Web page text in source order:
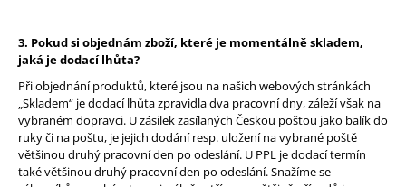
3. Pokud si objednám zboží, které je momentálně skladem,
jaká je dodací lhůta?
Při objednání produktů, které jsou na našich webových stránkách
„Skladem“ je dodací lhůta zpravidla dva pracovní dny, záleží však na
vybraném dopravci. U zásilek zasílaných Českou poštou jako balík do
ruky či na poštu, je jejich dodání resp. uložení na vybrané poště
většinou druhý pracovní den po odeslání. U PPL je dodací termín
také většinou druhý pracovní den po odeslání. Snažíme se
n
a
j
í
t
?